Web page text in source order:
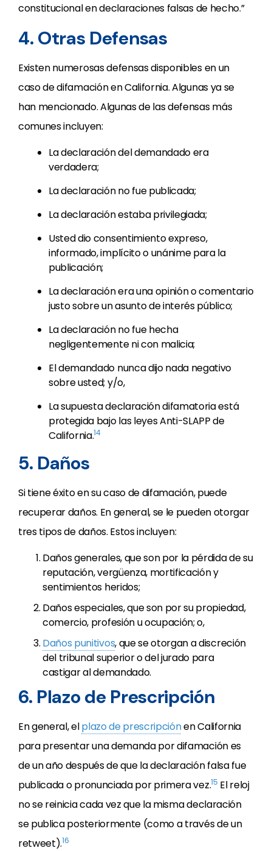
constitucional en declaraciones falsas de hecho.”
4. Otras Defensas
Existen numerosas defensas disponibles en un
caso de difamación en California. Algunas ya se
han mencionado. Algunas de las defensas más
comunes incluyen:
La declaración del demandado era
verdadera;
La declaración no fue publicada;
La declaración estaba privilegiada;
Usted dio consentimiento expreso,
informado, implícito o unánime para la
publicación;
La declaración era una opinión o comentario
justo sobre un asunto de interés público;
La declaración no fue hecha
negligentemente ni con malicia;
El demandado nunca dijo nada negativo
sobre usted; y/o,
La supuesta declaración difamatoria está
protegida bajo las leyes Anti-SLAPP de
California.14
5. Daños
Si tiene éxito en su caso de difamación, puede
recuperar daños. En general, se le pueden otorgar
tres tipos de daños. Estos incluyen:
Daños generales, que son por la pérdida de su
reputación, vergüenza, mortificación y
sentimientos heridos;
Daños especiales, que son por su propiedad,
comercio, profesión u ocupación; o,
Daños punitivos, que se otorgan a discreción
del tribunal superior o del jurado para
castigar al demandado.
6. Plazo de Prescripción
En general, elplazo de prescripciónen California
para presentar una demanda por difamación es
de un año después de que la declaración falsa fue
publicada o pronunciada por primera vez.15 El reloj
no se reinicia cada vez que la misma declaración
se publica posteriormente (como a través de un
retweet).16